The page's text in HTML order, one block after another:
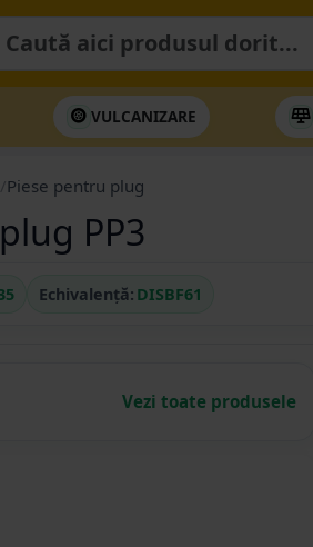
VULCANIZARE
Piese pentru plug
PP3
Echivalență: DISBF61
Vezi toate produsele